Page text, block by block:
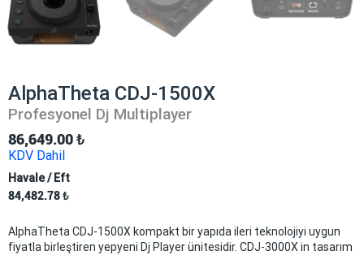
AlphaTheta CDJ-1500X
Profesyonel Dj Multiplayer
86,649.00₺
KDV Dahil
Havale / Eft
84,482.78₺
AlphaTheta CDJ-1500X kompakt bir yapıda ileri teknolojiyi uygun
fiyatla birleştiren yepyeni Dj Player ünitesidir. CDJ-3000X in tasarım